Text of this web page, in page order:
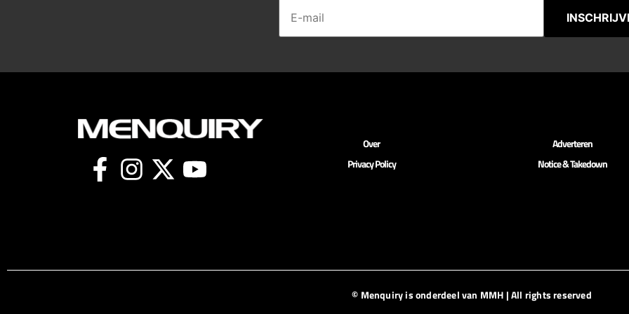
Over
Privacy Policy
Adverteren
Notice & Takedown
© Menquiry is onderdeel van MMH | All rights reserved